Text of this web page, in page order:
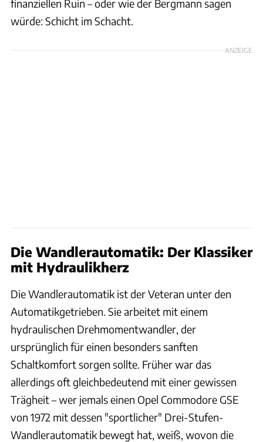
finanziellen Ruin – oder wie der Bergmann sagen
würde: Schicht im Schacht.
ANZEIGE
Die Wandlerautomatik: Der Klassiker
mit Hydraulikherz
Die Wandlerautomatik ist der Veteran unter den
Automatikgetrieben. Sie arbeitet mit einem
hydraulischen Drehmomentwandler, der
ursprünglich für einen besonders sanften
Schaltkomfort sorgen sollte. Früher war das
allerdings oft gleichbedeutend mit einer gewissen
Trägheit – wer jemals einen Opel Commodore GSE
von 1972 mit dessen "sportlicher" Drei-Stufen-
Wandlerautomatik bewegt hat, weiß, wovon die